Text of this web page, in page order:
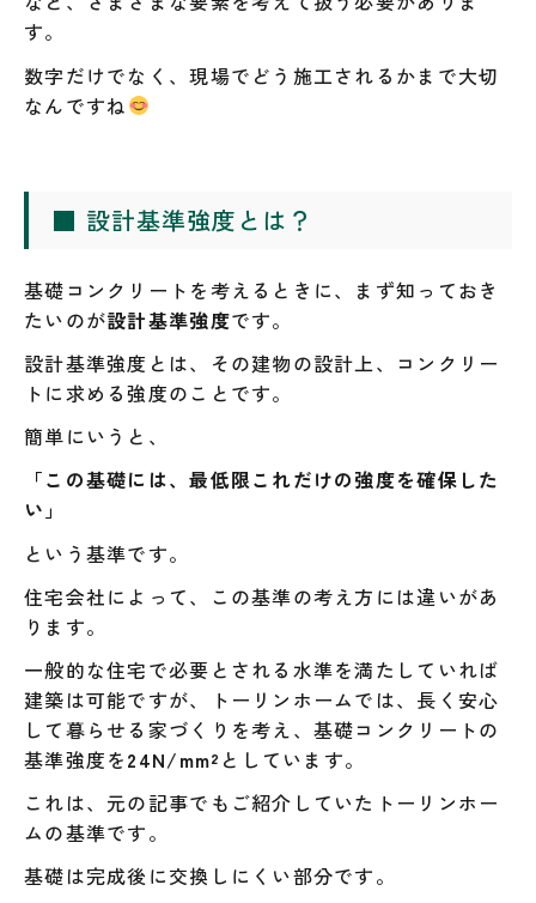
す。
数字だけでなく、現場でどう施工されるかまで大切
なんですね
■ 設計基準強度とは？
基礎コンクリートを考えるときに、まず知っておき
たいのが設計基準強度です。
設計基準強度とは、その建物の設計上、コンクリー
トに求める強度のことです。
簡単にいうと、
「この基礎には、最低限これだけの強度を確保した
い」
という基準です。
住宅会社によって、この基準の考え方には違いがあ
ります。
一般的な住宅で必要とされる水準を満たしていれば
建築は可能ですが、トーリンホームでは、長く安心
して暮らせる家づくりを考え、基礎コンクリートの
基準強度を24N/mm² としています。
これは、元の記事でもご紹介していたトーリンホー
ムの基準です。
基礎は完成後に交換しにくい部分です。